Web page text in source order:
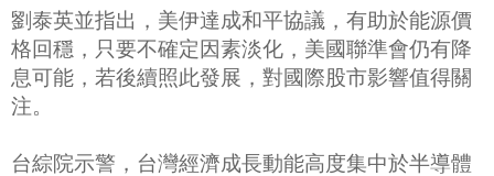
劉泰英並指出，美伊達成和平協議，有助於能源價
格回穩，只要不確定因素淡化，美國聯準會仍有降
息可能，若後續照此發展，對國際股市影響值得關
注。
台綜院示警，台灣經濟成長動能高度集中於半導體